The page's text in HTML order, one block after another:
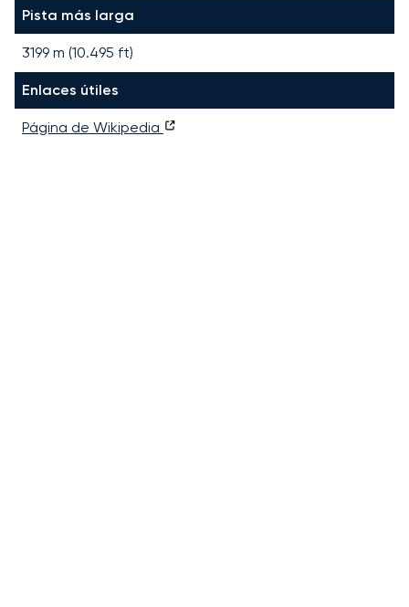
Pista más larga
3199 m (10.495 ft)
Enlaces útiles
Página de Wikipedia